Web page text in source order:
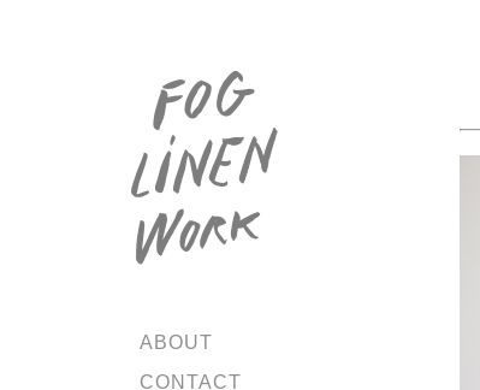
ABOUT
CONTACT